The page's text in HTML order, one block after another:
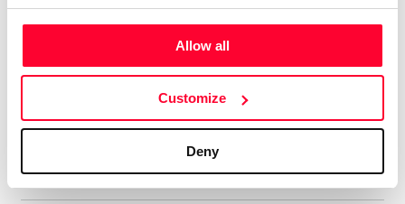
Allow all
Customize
Deny
est conçu pour inspirer, structurer et révolutionner des
puisse transformer une vision en réalité. Vous ne trouverez
pas ici de simples concepts, mais des solutions prêtes à
l'emploi pour bâtir l’avenir.